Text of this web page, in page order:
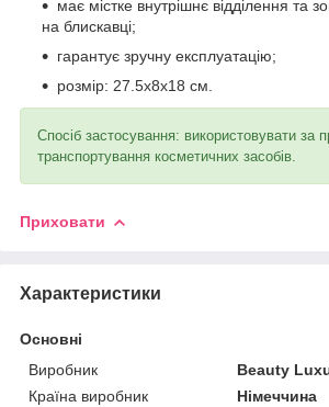
має містке внутрішнє відділення та
на блискавці;
гарантує зручну експлуатацію;
розмір: 27.5x8x18 см.
Спосіб застосування: використовувати за
транспортування косметичних засобів.
Приховати
Характеристики
Основні
Виробник
Beauty
Країна виробник
Німеччина